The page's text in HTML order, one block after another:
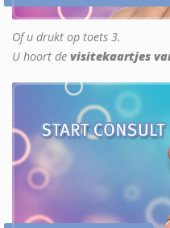
Of u drukt op toets 3.
U hoort de visitekaartjes